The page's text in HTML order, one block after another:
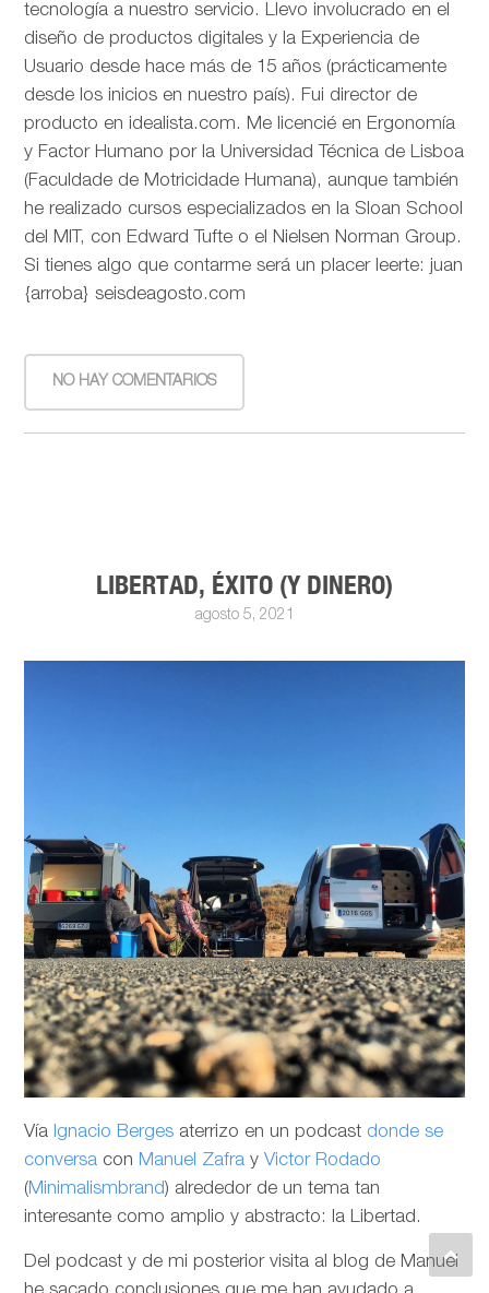
tecnología a nuestro servicio. Llevo involucrado en el
diseño de productos digitales y la Experiencia de
Usuario desde hace más de 15 años (prácticamente
desde los inicios en nuestro país). Fui director de
producto en idealista.com. Me licencié en Ergonomía
y Factor Humano por la Universidad Técnica de Lisboa
(Faculdade de Motricidade Humana), aunque también
he realizado cursos especializados en la Sloan School
del MIT, con Edward Tufte o el Nielsen Norman Group.
Si tienes algo que contarme será un placer leerte: juan
{arroba} seisdeagosto.com
NO HAY COMENTARIOS
LIBERTAD, ÉXITO (Y DINERO)
agosto 5, 2021
Vía Ignacio Berges aterrizo en un podcast donde se
conversa con Manuel Zafra y Victor Rodado
(Minimalismbrand) alrededor de un tema tan
interesante como amplio y abstracto: la Libertad.
Del podcast y de mi posterior visita al blog de Manuel